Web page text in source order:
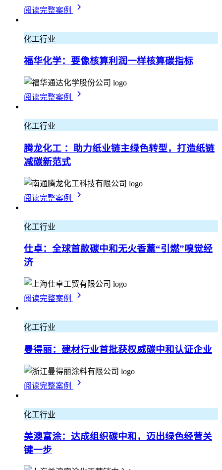
阅读完整案例
化工行业
福华化学：要像核算利润一样核算碳指标
阅读完整案例
化工行业
腾龙化工 ：助力纸业链主绿色转型，打造纸链
减碳新范式
阅读完整案例
化工行业
仕卓：全球首款碳中和无火香薰“引燃”嗅觉经
济
阅读完整案例
化工行业
曼得丽：建材行业首批获权威碳中和认证企业
阅读完整案例
化工行业
美澳富涂：达成组织碳中和，迈出绿色经营关
键一步